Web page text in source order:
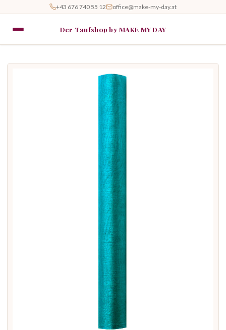
+43 676 740 55 12 office@make-my-day.at
Der Taufshop by MAKE MY DAY